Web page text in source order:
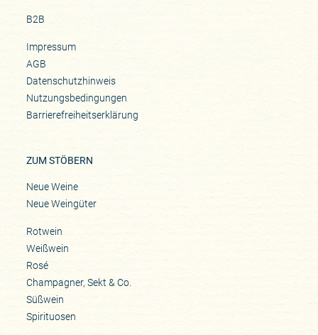
B2B
Impressum
AGB
Datenschutzhinweis
Nutzungsbedingungen
Barrierefreiheitserklärung
ZUM STÖBERN
Neue Weine
Neue Weingüter
Rotwein
Weißwein
Rosé
Champagner, Sekt & Co.
Süßwein
Spirituosen